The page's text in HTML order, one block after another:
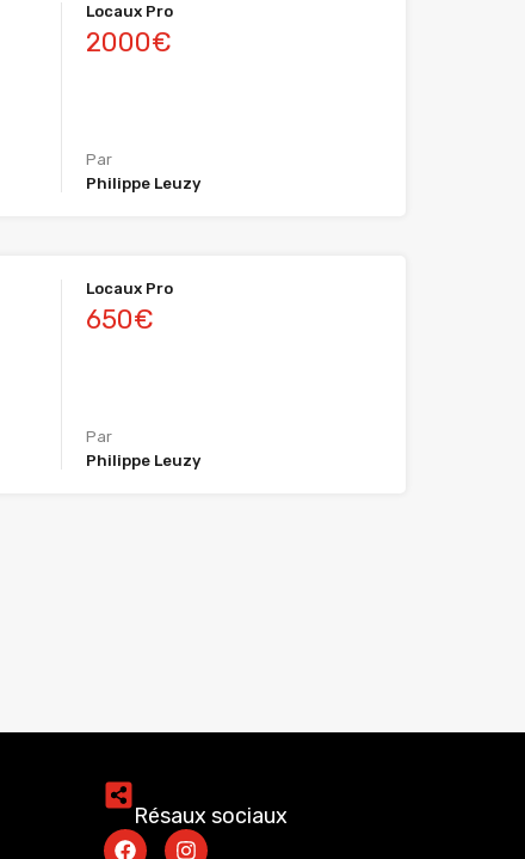
Locaux Pro
2000€
Par
Philippe Leuzy
Locaux Pro
650€
Par
Philippe Leuzy
Résaux sociaux